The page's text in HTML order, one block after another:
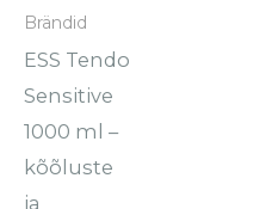
Brändid
ESS Tendo
Sensitive
1000 ml –
kõõluste
ja